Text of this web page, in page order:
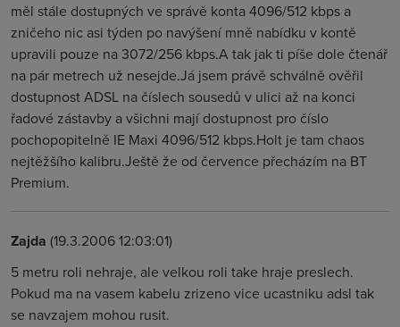
měl stále dostupných ve správě konta 4096/512 kbps a
zničeho nic asi týden po navýšení mně nabídku v kontě
upravili pouze na 3072/256 kbps.A tak jak ti píše dole čtenář
na pár metrech už nesejde.Já jsem právě schválně ověřil
dostupnost ADSL na číslech sousedů v ulici až na konci
řadové zástavby a všichni mají dostupnost pro číslo
pochopopitelně IE Maxi 4096/512 kbps.Holt je tam chaos
nejtěžšího kalibru.Ještě že od července přecházím na BT
Premium.
Zajda (19.3.2006 12:03:01)
5 metru roli nehraje, ale velkou roli take hraje preslech.
Pokud ma na vasem kabelu zrizeno vice ucastniku adsl tak
se navzajem mohou rusit.